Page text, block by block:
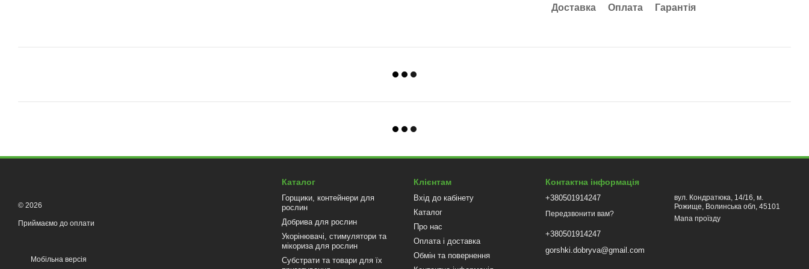
Доставка Оплата Гарантія
© 2026
Приймаємо до оплати
Мобільна версія
Каталог
Горщики, контейнери для
рослин
Добрива для рослин
Укорінювачі, стимулятори та
мікориза для рослин
Субстрати та товари для їх
Клієнтам
Вхід до кабінету
Каталог
Про нас
Оплата і доставка
Обмін та повернення
Контактна інформація
+380501914247
Передзвонити вам?
+380501914247
gorshki.dobryva@gmail.com
вул. Кондратюка, 14/16, м.
Рожище, Волинська обл, 45101
Мапа проїзду